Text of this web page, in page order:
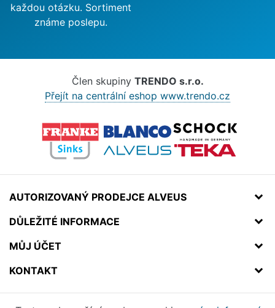
každou otázku. Sortiment
známe poslepu.
Člen skupiny TRENDO s.r.o.
Přejít na centrální eshop www.trendo.cz
AUTORIZOVANÝ PRODEJCE ALVEUS
DŮLEŽITÉ INFORMACE
MŮJ ÚČET
KONTAKT